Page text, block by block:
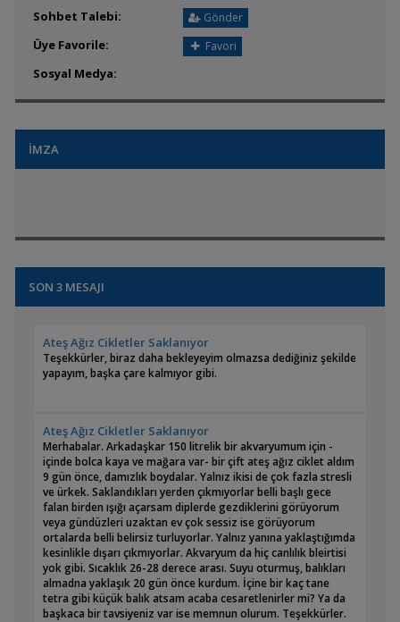
Sohbet Talebi: Gönder
Üye Favorile: Favori
Sosyal Medya:
İMZA
SON 3 MESAJI
Ateş Ağız Cikletler Saklanıyor
Teşekkürler, biraz daha bekleyeyim olmazsa dediğiniz şekilde
yapayım, başka çare kalmıyor gibi.
Ateş Ağız Cikletler Saklanıyor
Merhabalar. Arkadaşkar 150 litrelik bir akvaryumum için -
içinde bolca kaya ve mağara var- bir çift ateş ağız ciklet aldım
9 gün önce, damızlık boydalar. Yalnız ikisi de çok fazla stresli
ve ürkek. Saklandıkları yerden çıkmıyorlar belli başlı gece
falan birden ışığı açarsam diplerde gezdiklerini görüyorum
veya gündüzleri uzaktan ev çok sessiz ise görüyorum
ortalarda belli belirsiz turluyorlar. Yalnız yanına yaklaştığımda
kesinlikle dışarı çıkmıyorlar. Akvaryum da hiç canlılık bleirtisi
yok gibi. Sıcaklık 26-28 derece arası. Suyu oturmuş, balıkları
almadna yaklaşık 20 gün önce kurdum. İçine bir kaç tane
tetra gibi küçük balık atsam acaba cesaretlenirler mi? Ya da
başkaca bir tavsiyeniz var ise memnun olurum. Teşekkürler.